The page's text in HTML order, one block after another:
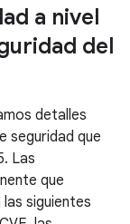
a nivel
del
detalles
seguridad que
Las
que
siguientes